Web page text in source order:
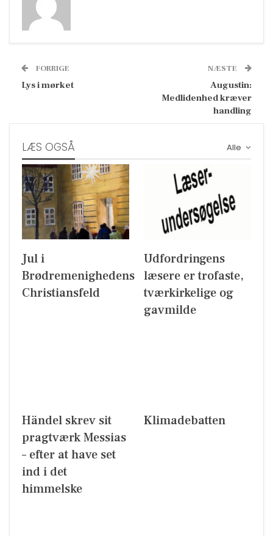
FORRIGE
Lys i mørket
NÆSTE
Augustin:
Medlidenhed kræver
handling
Alle
LÆS OGSÅ
Jul i
Brødremenighedens
Christiansfeld
Udfordringens
læsere er trofaste,
tværkirkelige og
gavmilde
Händel skrev sit
pragtværk Messias
– efter at have set
ind i det
himmelske
Klimadebatten